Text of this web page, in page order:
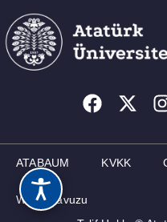
ATABAUM KVKK
Web Kılavuzu